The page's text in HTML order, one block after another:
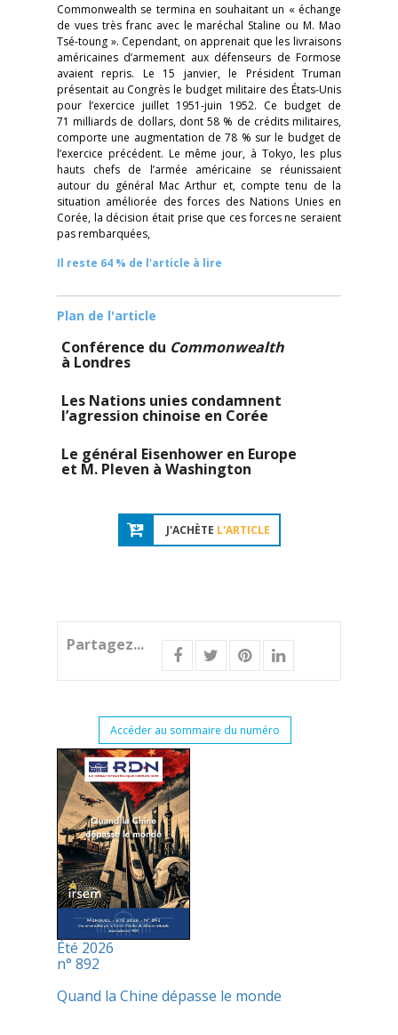
Commonwealth se termina en souhaitant un « échange
de vues très franc avec le maréchal Staline ou M. Mao
Tsé-toung ». Cependant, on apprenait que les livraisons
américaines d’armement aux défenseurs de Formose
avaient repris. Le 15 janvier, le Président Truman
présentait au Congrès le budget militaire des États-Unis
pour l’exercice juillet 1951-juin 1952. Ce budget de
71 milliards de dollars, dont 58 % de crédits militaires,
comporte une augmentation de 78 % sur le budget de
l’exercice précédent. Le même jour, à Tokyo, les plus
hauts chefs de l’armée américaine se réunissaient
autour du général Mac Arthur et, compte tenu de la
situation améliorée des forces des Nations Unies en
Corée, la décision était prise que ces forces ne seraient
pas rembarquées,
Il reste 64 % de l'article à lire
Plan de l'article
Conférence du Commonwealth
à Londres
Les Nations unies condamnent
l’agression chinoise en Corée
Le général Eisenhower en Europe
et M. Pleven à Washington
J'ACHÈTE L'ARTICLE
Partagez...
Accéder au sommaire du numéro
Été 2026
n° 892
Quand la Chine dépasse le monde